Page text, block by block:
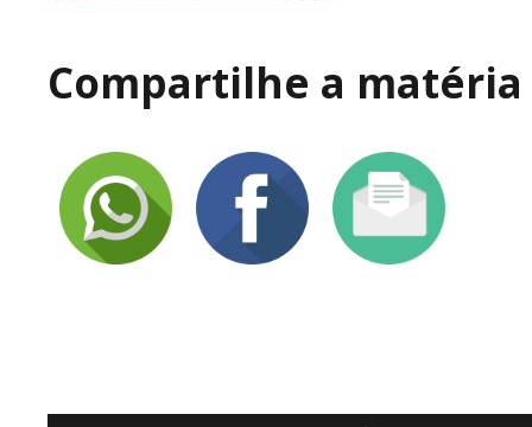
Compartilhe a